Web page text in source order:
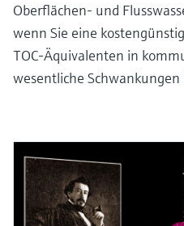
Oberflächen- und
wenn Sie eine
TOC-Äquivalenten in
wesentliche